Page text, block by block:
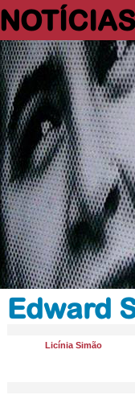
NOTÍCIAS
Edward
Licínia Simão